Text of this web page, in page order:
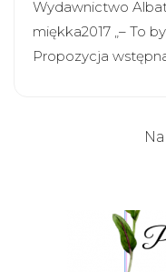
Wydawnictwo
miękka2017 „– To
Propozycja